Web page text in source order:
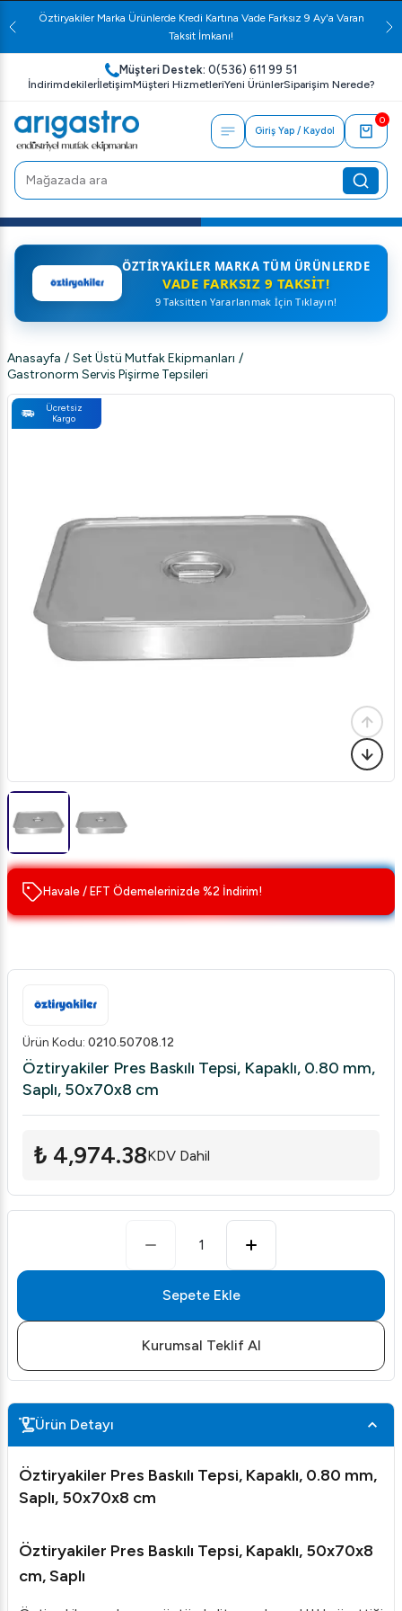
Öztiryakiler Marka Ürünlerde Kredi Kartına Vade Farksız 9 Ay'a Varan
Taksit İmkanı!
Müşteri Destek: 0(536) 611 99 51
İndirimdekilerİletişimMüşteri HizmetleriYeni ÜrünlerSiparişim Nerede?
Giriş Yap / Kaydol
0
ÖZTIRYAKILER MARKA TÜM ÜRÜNLERDE
VADE FARKSIZ 9 TAKSIT!
9 Taksitten Yararlanmak İçin Tıklayın!
Anasayfa / Set Üstü Mutfak Ekipmanları /
Gastronorm Servis Pişirme Tepsileri
Ücretsiz
Kargo
Havale / EFT Ödemelerinizde %2 İndirim!
Ürün Kodu: 0210.50708.12
Öztiryakiler Pres Baskılı Tepsi, Kapaklı, 0.80 mm,
Saplı, 50x70x8 cm
₺ 4,974.38KDV Dahil
1
Sepete Ekle
Kurumsal Teklif Al
Ürün Detayı
Öztiryakiler Pres Baskılı Tepsi, Kapaklı, 0.80 mm,
Saplı, 50x70x8 cm
Öztiryakiler Pres Baskılı Tepsi, Kapaklı, 50x70x8
cm, Saplı